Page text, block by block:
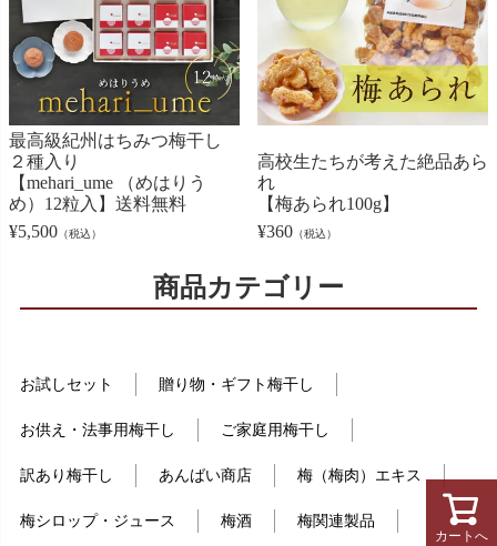
カートへ
最高級紀州はちみつ梅干し
２種入り
【mehari_ume （めはりう
め）12粒入】送料無料
¥5,500 （税込）
高校生たちが考えた絶品あら
れ
【梅あられ100g】
¥360 （税込）
商品カテゴリー
お試しセット 贈り物・ギフト梅干し
お供え・法事用梅干し ご家庭用梅干し
訳あり梅干し あんばい商店 梅（梅肉）エキス
梅シロップ・ジュース 梅酒 梅関連製品